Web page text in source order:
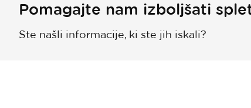
Pomagajte nam izboljšati
Ste našli informacije, ki ste jih iskali?